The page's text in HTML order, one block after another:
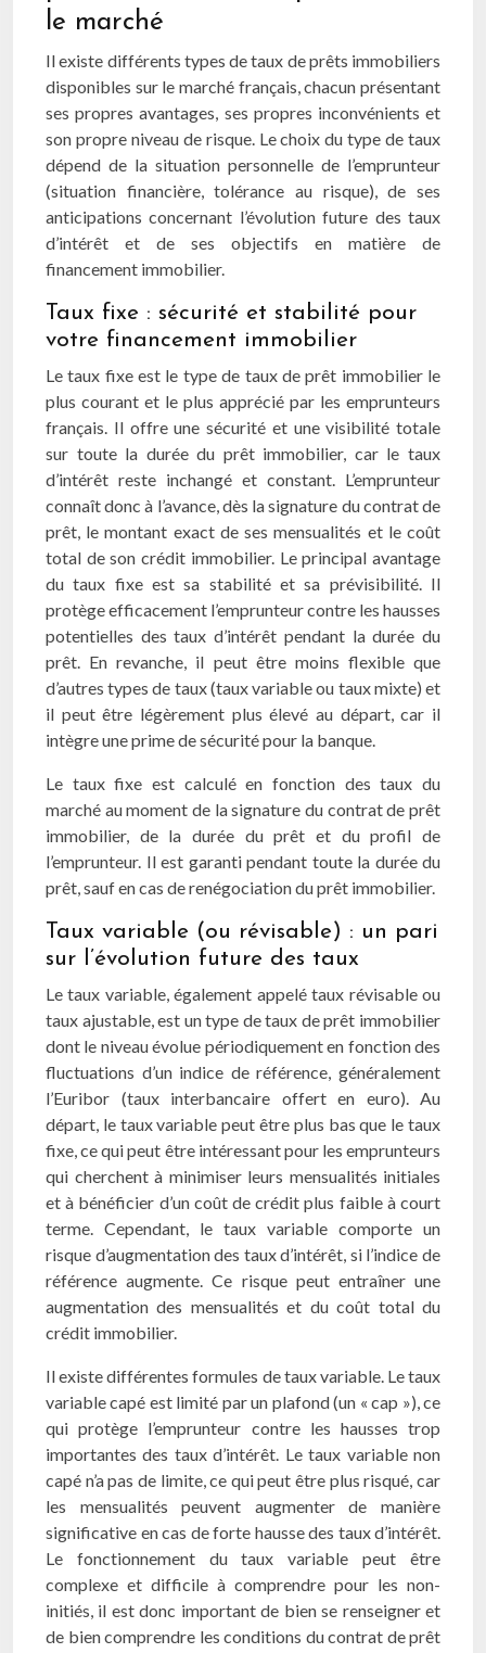
le marché
Il existe différents types de taux de prêts immobiliers
disponibles sur le marché français, chacun présentant
ses propres avantages, ses propres inconvénients et
son propre niveau de risque. Le choix du type de taux
dépend de la situation personnelle de l’emprunteur
(situation financière, tolérance au risque), de ses
anticipations concernant l’évolution future des taux
d’intérêt et de ses objectifs en matière de
financement immobilier.
Taux fixe : sécurité et stabilité pour
votre financement immobilier
Le taux fixe est le type de taux de prêt immobilier le
plus courant et le plus apprécié par les emprunteurs
français. Il offre une sécurité et une visibilité totale
sur toute la durée du prêt immobilier, car le taux
d’intérêt reste inchangé et constant. L’emprunteur
connaît donc à l’avance, dès la signature du contrat de
prêt, le montant exact de ses mensualités et le coût
total de son crédit immobilier. Le principal avantage
du taux fixe est sa stabilité et sa prévisibilité. Il
protège efficacement l’emprunteur contre les hausses
potentielles des taux d’intérêt pendant la durée du
prêt. En revanche, il peut être moins flexible que
d’autres types de taux (taux variable ou taux mixte) et
il peut être légèrement plus élevé au départ, car il
intègre une prime de sécurité pour la banque.
Le taux fixe est calculé en fonction des taux du
marché au moment de la signature du contrat de prêt
immobilier, de la durée du prêt et du profil de
l’emprunteur. Il est garanti pendant toute la durée du
prêt, sauf en cas de renégociation du prêt immobilier.
Taux variable (ou révisable) : un pari
sur l’évolution future des taux
Le taux variable, également appelé taux révisable ou
taux ajustable, est un type de taux de prêt immobilier
dont le niveau évolue périodiquement en fonction des
fluctuations d’un indice de référence, généralement
l’Euribor (taux interbancaire offert en euro). Au
départ, le taux variable peut être plus bas que le taux
fixe, ce qui peut être intéressant pour les emprunteurs
qui cherchent à minimiser leurs mensualités initiales
et à bénéficier d’un coût de crédit plus faible à court
terme. Cependant, le taux variable comporte un
risque d’augmentation des taux d’intérêt, si l’indice de
référence augmente. Ce risque peut entraîner une
augmentation des mensualités et du coût total du
crédit immobilier.
Il existe différentes formules de taux variable. Le taux
variable capé est limité par un plafond (un « cap »), ce
qui protège l’emprunteur contre les hausses trop
importantes des taux d’intérêt. Le taux variable non
capé n’a pas de limite, ce qui peut être plus risqué, car
les mensualités peuvent augmenter de manière
significative en cas de forte hausse des taux d’intérêt.
Le fonctionnement du taux variable peut être
complexe et difficile à comprendre pour les non-
initiés, il est donc important de bien se renseigner et
de bien comprendre les conditions du contrat de prêt